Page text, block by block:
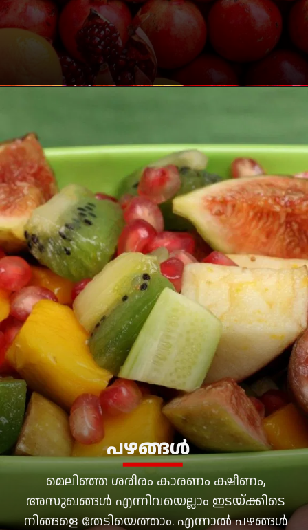
മെലിഞ്ഞ ശരീരം കാരണം ക്ഷീണം,
അസുഖങ്ങള്‍ എന്നിവയെല്ലാം ഇടയ്ക്കിടെ
നിങ്ങളെ തേടിയെത്താം. എന്നാല്‍ പഴങ്ങള്‍
പഴങ്ങള്‍